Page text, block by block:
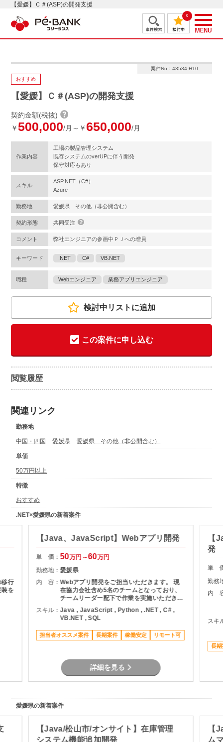
【愛媛】Ｃ＃(ASP)の開発支援
0
案件No：43534-H10
おすすめ
【愛媛】Ｃ＃(ASP)の開発支援
契約金額(税抜)
￥500,000/月～￥ 650,000/月
作業内容
工場の製品管理システム
既存システムのverUPに伴う開発
保守対応もあり
スキル
ASP.NET（C#）
Azure
勤務地 愛媛県 その他（非公開含む）
契約形態 共同受注
コメント 弊社エンジニアの参画中ＰＪへの増員
キーワード .NET C# VB.NET
職種 Webエンジニア 業務アプリエンジニア
検討中リストに追加
この案件に申し込む
閲覧履歴
関連リンク
勤務地
中国・四国 愛媛県 愛媛県 その他（非公開含む）
単価
50万円以上
特徴
おすすめ
.NET×愛媛県の新着案件
移行
を
【Java、JavaScript】Webアプリ開発
単 価：50万円～60万円
勤務地：愛媛県
内 容：Webアプリ開発をご担当いただきます。 現
在協力会社含め5名のチームとなっており、
チームリーダー配下で作業を実施いただきま
す。 主には詳細設計～製造～テストをご担当
いただきます。
スキル：Java , JavaScript , Python , .NET , C# ,
VB.NET , SQL
担当者オススメ案件 長期案件 稼働安定 リモート可
詳細を見る
【
発
単
勤務
内
スキ
長期
愛媛県の新着案件
【Java/松山市/オンサイト】在庫管理
システム機能追加開発
【
ム